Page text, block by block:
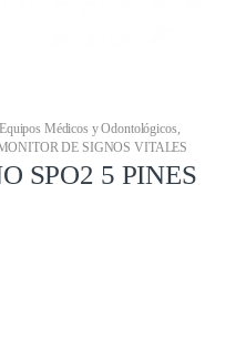
Médicos y Odontológicos,
DE SIGNOS VITALES
SPO2 5 PINES